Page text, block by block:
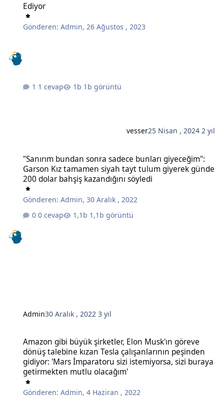
Ediyor
Gönderen:Admin, 26 Ağustos , 2023
1 cevap 1b görüntü
vesser25 Nisan , 2024 2 yıl
"Sanırım bundan sonra sadece bunları giyeceğim":
Garson Kız tamamen siyah tayt tulum giyerek günde
200 dolar bahşiş kazandığını söyledi
Gönderen:Admin,30 Aralık , 2022
0 cevap
1,1b görüntü
Admin30 Aralık , 20223 yıl
Amazon gibi büyük şirketler, Elon Musk'ın göreve
dönüş talebine kızan Tesla çalışanlarının peşinden
gidiyor: 'Mars İmparatoru sizi istemiyorsa, sizi buraya
getirmekten mutlu olacağım'
Gönderen:Admin,4 Haziran , 2022